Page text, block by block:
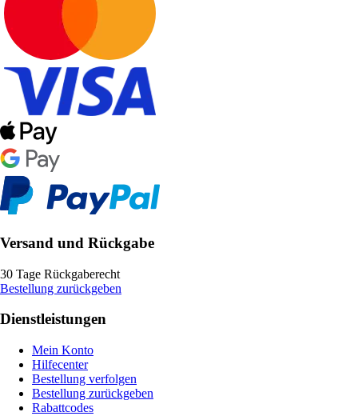
Versand und Rückgabe
30 Tage Rückgaberecht
Bestellung zurückgeben
Dienstleistungen
Mein Konto
Hilfecenter
Bestellung verfolgen
Bestellung zurückgeben
Rabattcodes